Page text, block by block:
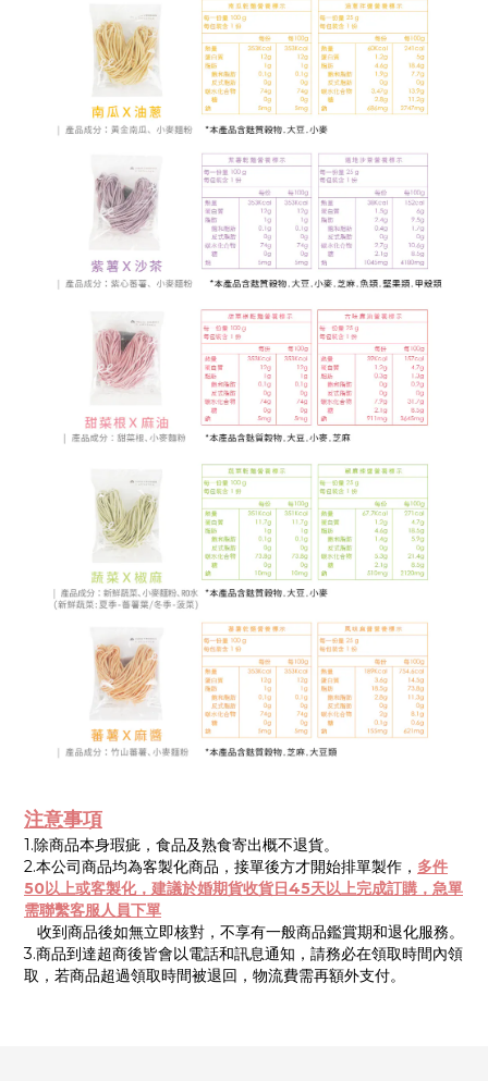
注意事項
1.除商品本身瑕疵，食品及熟食寄出概不退貨。
2.本公司商品均為客製化商品，接單後方才開始排單製作， 多件
50以上或客製化，建議於婚期貨收貨日45天以上完成訂購，急單
需聯繫客服人員下單
收到商品後如無立即核對，不享有一般商品鑑賞期和退化服務。
3.商品到達超商後皆會以電話和訊息通知，請務必在領取時間內領
取，若商品超過領取時間被退回，物流費需再額外支付。